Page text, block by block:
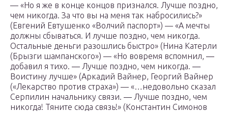
— «Но я же в конце концов признался. Лучше поздно,
чем никогда. За что вы на меня так набросились?»
(Евгений Евтушенко «Волчий паспорт») — «А мечты
должны сбываться. И лучше поздно, чем никогда.
Остальные деньги разошлись быстро» (Нина Катерли
(Брызги шампанского») — «Но вовремя вспомнил, ―
добавил я тихо. ― Лучше поздно, чем никогда. ―
Воистину лучше» (Аркадий Вайнер, Георгий Вайнер
(«Лекарство против страха») — «…недовольно сказал
Серпилин начальнику связи. ― Лучше поздно, чем
никогда! Тяните сюда связь!» (Константин Симонов